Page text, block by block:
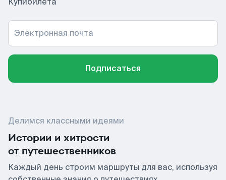
Электронная почта
Подписаться
Делимся классными идеями
Истории и хитрости
от путешественников
Каждый день строим маршруты для вас, используя